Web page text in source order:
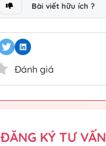
Bài viết hữu ích ?
Đánh giá
ĐĂNG KÝ TƯ VẤN